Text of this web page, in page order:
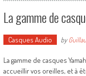
La gamme de
Casques Audio by
La gamme de casques
accueillir vos oreilles, et à